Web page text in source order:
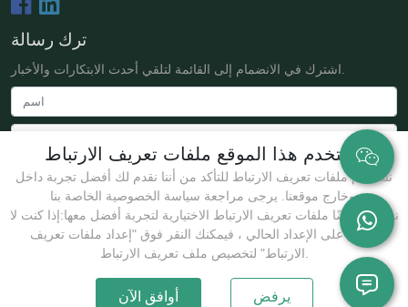
يستخدم هذا الموقع ملفات تعريف الارتباط
نستخدم ملفات تعريف الارتباط للتأكد من أننا نقدم لك أفضل تجربة داخل
وخارج موقعنا. يرجى مراجعة سياسة الخصوصية الخاصة بنا.
نستخدم أيضًا ملفات تعريف الارتباط الاختيارية لتجربة أفضل معها:إذا كنت لا
توافق على الإعداد الحالي ، فيمكنك النقر فوق "إعداد ملفات تعريف
أوافق الآن يرفض
ترك رسالة
اشترك في الانضمام إلى القائمة لتلقي أحدث الابتكارات والأخبار.